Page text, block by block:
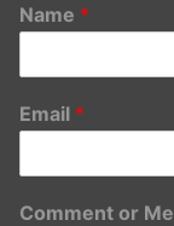
Name *
Email *
Comment or